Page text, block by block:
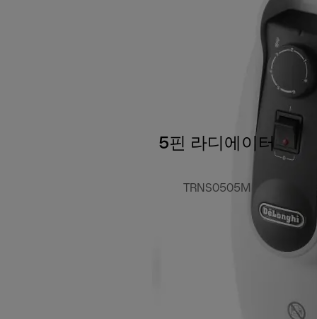
5핀 라디에이터
TRNS0505M